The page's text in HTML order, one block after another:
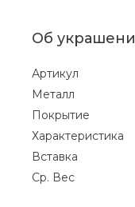
Об
Артикул
Металл
Покрытие
Характеристика
Вставка
Ср. Вес